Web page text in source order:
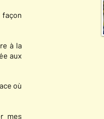
à la
aux
où
mes